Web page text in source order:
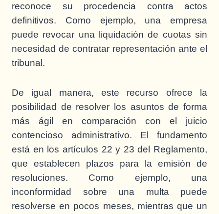
reconoce su procedencia contra actos
definitivos. Como ejemplo, una empresa
puede revocar una liquidación de cuotas sin
necesidad de contratar representación ante el
tribunal.
De igual manera, este recurso ofrece la
posibilidad de resolver los asuntos de forma
más ágil en comparación con el juicio
contencioso administrativo. El fundamento
está en los artículos 22 y 23 del Reglamento,
que establecen plazos para la emisión de
resoluciones. Como ejemplo, una
inconformidad sobre una multa puede
resolverse en pocos meses, mientras que un